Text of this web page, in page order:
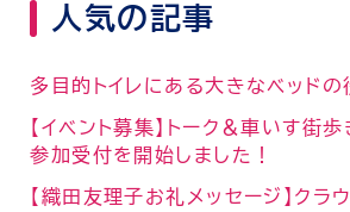
人気の記事
多目的トイレにある大きなベッドの
【イベント募集】トーク＆車いす街歩
参加受付を開始しました！
【織田友理子お礼メッセージ】クラ